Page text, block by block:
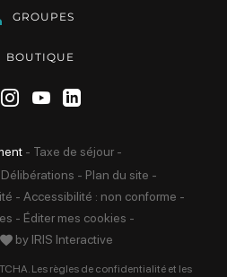
GROUPES
BOUTIQUE
Suivez-nous sur Facebook
Suivez-nous sur
Suivez-nous sur
Suivez-nous sur
- Taxe de séjour -
- Plan du site -
- Accessibilité : non conforme -
- Éditer mes cookies -
by IRIS Interactive
Les règles de confidentialitéet les